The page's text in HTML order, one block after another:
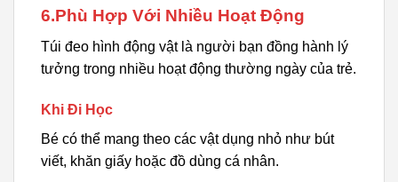
6.Phù Hợp Với Nhiều Hoạt Động
Túi đeo hình động vật là người bạn đồng hành lý
tưởng trong nhiều hoạt động thường ngày của trẻ.
Khi Đi Học
Bé có thể mang theo các vật dụng nhỏ như bút
viết, khăn giấy hoặc đồ dùng cá nhân.